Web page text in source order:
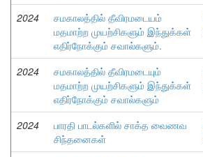
2024
சமகாலத்தில் தீவிரமடையம்
மதமாற்ற முயற்சிகளும் இந்துக்கள்
எதிர்நோக்கும் சவால்களும்.
2024
சமகாலத்தில் தீவிரமடையும்
மதமாற்ற முயற்சிகளும் இந்துக்கள்
எதிர்நோக்கும் சவால்களும்
2024
பாரதி பாடல்களில் சாக்த வைணவ
சிந்தனைகள்